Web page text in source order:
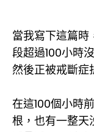
當我寫下這篇時
段超過100小時
然後正被戒斷症
在這100個小時
根，也有一整天